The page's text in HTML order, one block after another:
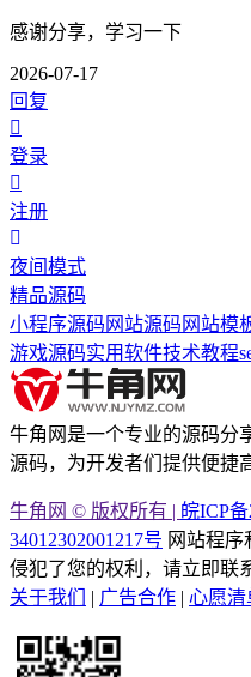
感谢分享，学习一下
2026-07-17
回复
登录
注册
夜间模式
精品源码
小程序源码 网站源码 网站模
游戏源码实用软件技术教程
牛角网是一个专业的源码分
源码，为开发者们提供便捷
牛角网 © 版权所有 | 皖ICP
34012302001217号 网站程序
侵犯了您的权利，请立即联
关于我们
| 广告合作 | 心愿清